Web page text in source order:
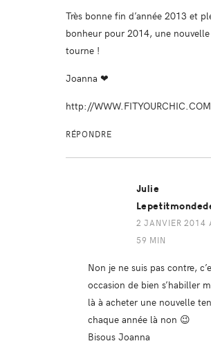
Très bonne fin d’année 2013 et
bonheur pour 2014, une nouvelle
tourne !
Joanna ❤
http://WWW.FITYOURCHIC.COM
RÉPONDRE
Julie
2 JANVIER 2014
59 MIN
Non je ne suis pas contre,
occasion de bien s’habiller
là à acheter une nouvelle
chaque année là non 😉
Bisous Joanna